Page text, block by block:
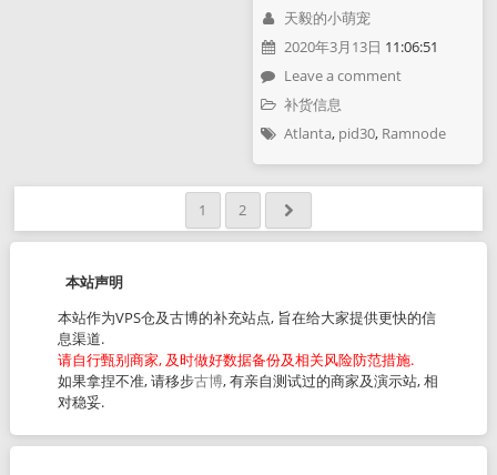
天毅的小萌宠
2020年3月13日 11:06:51
Leave a comment
补货信息
Atlanta, pid30, Ramnode
1 2
本站声明
本站作为VPS仓及古博的补充站点, 旨在给大家提供更快的信
息渠道.
请自行甄别商家, 及时做好数据备份及相关风险防范措施.
如果拿捏不准, 请移步古博, 有亲自测试过的商家及演示站, 相
对稳妥.